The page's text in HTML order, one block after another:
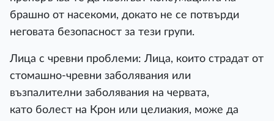
брашно от насекоми, докато не се потвърди
неговата безопасност за тези групи.
Лица с чревни проблеми: Лица, които страдат от
стомашно-чревни заболявания или
възпалителни заболявания на червата,
като болест на Крон или целиакия, може да